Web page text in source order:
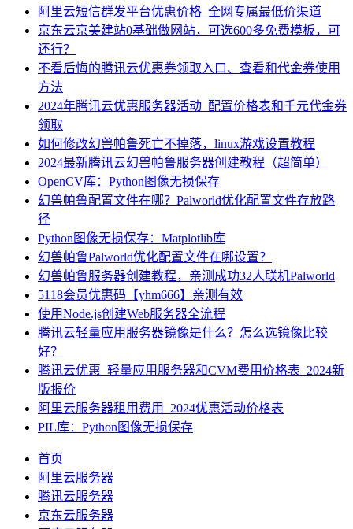
阿里云短信群发平台优惠价格_全网专属最低价渠道
京东云京美建站0基础做网站，可选600多免费模板，可
还行？
不看后悔的腾讯云优惠券领取入口、查看和代金券使用
方法
2024年腾讯云优惠服务器活动_配置价格表和千元代金券
领取
如何修改幻兽帕鲁死亡不掉落，linux游戏设置教程
2024最新腾讯云幻兽帕鲁服务器创建教程（超简单）
OpenCV库：Python图像无损保存
幻兽帕鲁配置文件在哪？Palworld优化配置文件存放路
径
Python图像无损保存：Matplotlib库
幻兽帕鲁Palworld优化配置文件在哪设置？
幻兽帕鲁服务器创建教程，亲测成功32人联机Palworld
5118会员优惠码【yhm666】亲测有效
使用Node.js创建Web服务器全流程
腾讯云轻量应用服务器镜像是什么？怎么选镜像比较
好？
腾讯云优惠_轻量应用服务器和CVM费用价格表_2024新
版报价
阿里云服务器租用费用_2024优惠活动价格表
PIL库：Python图像无损保存
首页
阿里云服务器
腾讯云服务器
京东云服务器